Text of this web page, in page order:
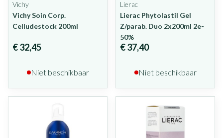
Vichy
Vichy Soin Corp.
Celludestock 200ml
€ 32,45
Niet beschikbaar
Lierac
Lierac Phytolastil Gel
Z/parab. Duo 2x200ml 2e-
50%
€ 37,40
Niet beschikbaar